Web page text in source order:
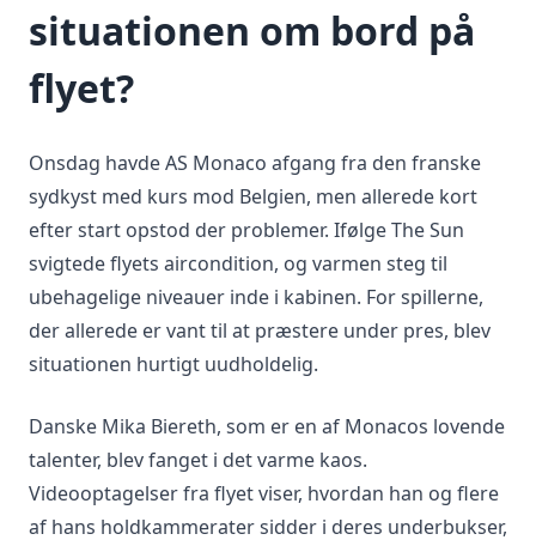
situationen om bord på
flyet?
Onsdag havde AS Monaco afgang fra den franske
sydkyst med kurs mod Belgien, men allerede kort
efter start opstod der problemer. Ifølge The Sun
svigtede flyets aircondition, og varmen steg til
ubehagelige niveauer inde i kabinen. For spillerne,
der allerede er vant til at præstere under pres, blev
situationen hurtigt uudholdelig.
Danske Mika Biereth, som er en af Monacos lovende
talenter, blev fanget i det varme kaos.
Videooptagelser fra flyet viser, hvordan han og flere
af hans holdkammerater sidder i deres underbukser,